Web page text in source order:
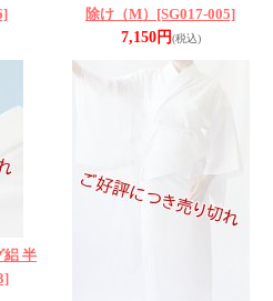
除け（M） [SG017-005]
7,150円(税込)
半